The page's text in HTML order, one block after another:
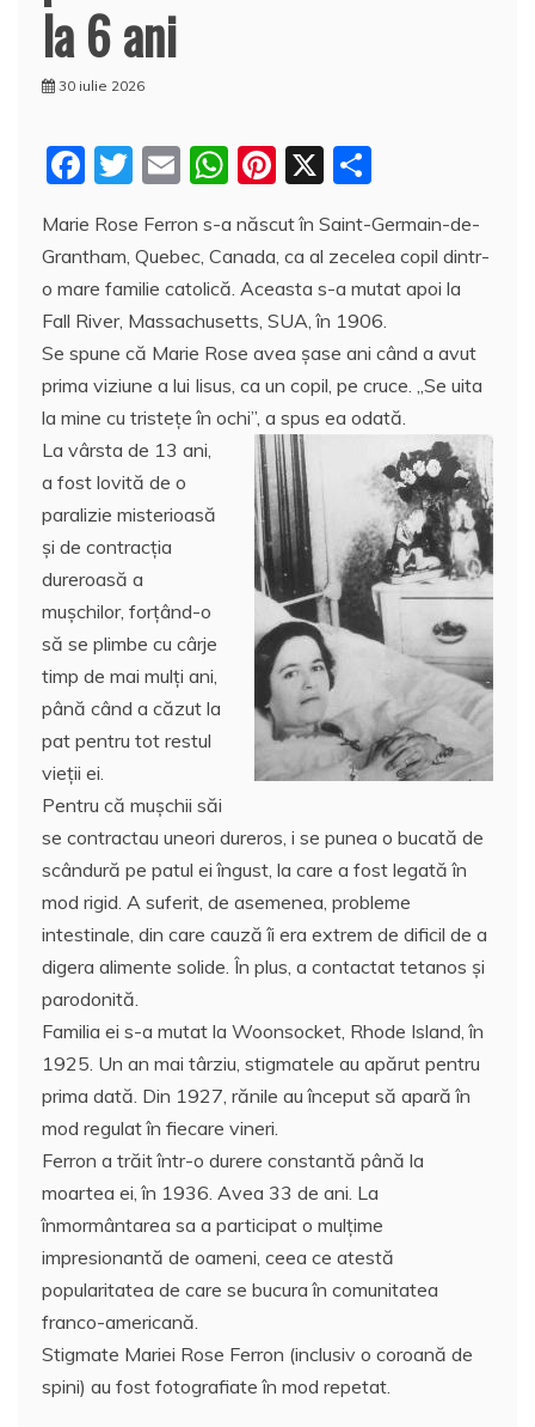
la 6 ani
30 iulie 2026
F
c
e
b
o
o
k
T
itt
er
E
ai
l
W
at
s
A
p
p
Pi
nt
er
e
st
X
rt
aj
e
a
z
ă
Marie Rose Ferron s-a născut în Saint-Germain-de-
Grantham, Quebec, Canada, ca al zecelea copil dintr-
o mare familie catolică. Aceasta s-a mutat apoi la
Fall River, Massachusetts, SUA, în 1906.
Se spune că Marie Rose avea șase ani când a avut
prima viziune a lui Iisus, ca un copil, pe cruce. „Se uita
la mine cu tristeţe în ochi”, a spus ea odată.
La vârsta de 13 ani,
a fost lovită de o
paralizie misterioasă
și de contracția
dureroasă a
mușchilor, forțând-o
să se plimbe cu cârje
timp de mai mulți ani,
până când a căzut la
pat pentru tot restul
vieții ei.
Pentru că mușchii săi
se contractau uneori dureros, i se punea o bucată de
scândură pe patul ei îngust, la care a fost legată în
mod rigid. A suferit, de asemenea, probleme
intestinale, din care cauză îi era extrem de dificil de a
digera alimente solide. În plus, a contactat tetanos şi
parodonită.
Familia ei s-a mutat la Woonsocket, Rhode Island, în
1925. Un an mai târziu, stigmatele au apărut pentru
prima dată. Din 1927, rănile au început să apară în
mod regulat în fiecare vineri.
Ferron a trăit într-o durere constantă până la
moartea ei, în 1936. Avea 33 de ani. La
înmormântarea sa a participat o mulţime
impresionantă de oameni, ceea ce atestă
popularitatea de care se bucura în comunitatea
franco-americană.
Stigmate Mariei Rose Ferron (inclusiv o coroană de
spini) au fost fotografiate în mod repetat.